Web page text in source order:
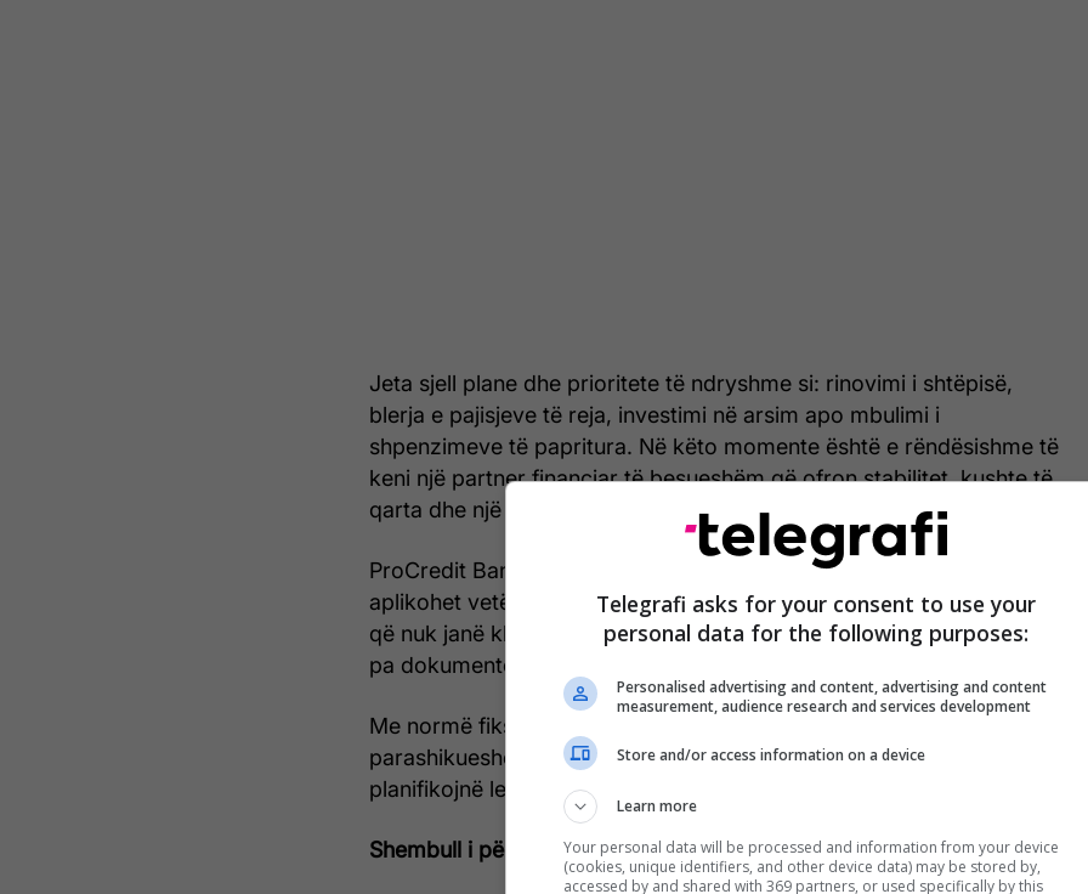
Jeta sjell plane dhe prioritete të ndryshme si: rinovimi i shtëpisë,
blerja e pajisjeve të reja, investimi në arsim apo mbulimi i
shpenzimeve të papritura. Në këto momente është e rëndësishme të
keni një partner financiar të besueshëm që ofron stabilitet, kushte të
qarta dhe një qasje të përgjegjshme ndaj kreditimit.
ProCredit Bank është e para që ofron kredi konsumatore për të cilën
aplikohet vetëm me letërnjoftim – e disponueshme edhe për persona
që nuk janë klientë të bankës. Procesi është i shpejtë, i thjeshtë dhe
pa dokumente të panevojshme. Vendimi merret për vetëm 24 orë.
Me normë fikse interesi prej 5,5%, kësti mujor është stabil dhe i
parashikueshëm, duke u mundësuar klientëve të krahasojnë dhe
planifikojnë lehtësisht me këstet e bankave të tjera – pa surpriza.
Shembull i përllogaritjes reale
Telegrafi asks for your consent to use your
personal data for the following purposes:
Personalised advertising and content, advertising and content
measurement, audience research and services development
Store and/or access information on a device
Learn more
Your personal data will be processed and information from your device
(cookies, unique identifiers, and other device data) may be stored by,
accessed by and shared with 369 partners, or used specifically by this